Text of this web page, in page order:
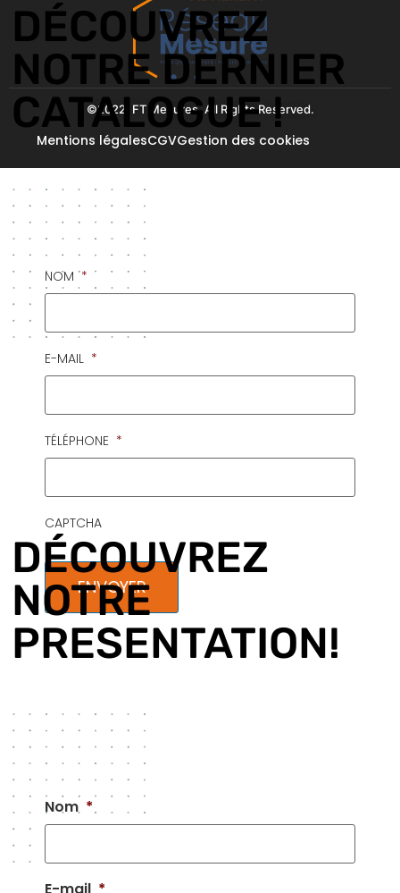
©2022. FT Mesures. All Rights Reserved.
Mentions légalesCGVGestion des cookies
DÉCOUVREZ
NOTRE DERNIER
CATALOGUE !
NOM *
E-MAIL *
TÉLÉPHONE *
CAPTCHA
DÉCOUVREZ
NOTRE
PRESENTATION!
Nom *